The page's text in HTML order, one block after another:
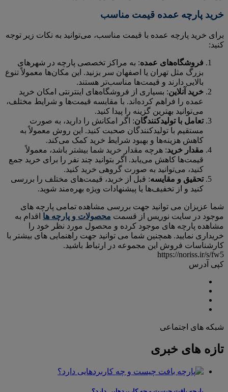
خرید پارچه عمده قیمت مناسب
برای خرید پارچه عمده با قیمت مناسب، می‌توانید به نکات زیر توجه
کنید:
فروشگاه‌های عمده: به مراکز تخصصی پارچه در شهرهای
بزرگ مثل تهران یا اصفهان سر بزنید. این مکان‌ها معمولاً تنوع
بالایی دارند و قیمت‌ها مناسب‌تر هستند.
خرید آنلاین: بسیاری از فروشگاه‌های اینترنتی امکان خرید
عمده را فراهم کرده‌اند. با مقایسه قیمت‌ها و شرایط مختلف،
می‌توانید بهترین گزینه را پیدا کنید.
تعامل با تولیدکنندگان: اگر امکانش را دارید، به صورت
مستقیم با تولیدکنندگان صحبت کنید. این روش معمولاً به
کاهش هزینه‌ها و بهبود شرایط خرید کمک می‌کند.
مقدار خرید: هرچه مقدار خرید شما بیشتر باشد، معمولاً
قیمت‌ها کاهش می‌یابد. اگر بتوانید چند نفر را برای خرید جمع
کنید، می‌توانید به صورت گروهی خرید کنید.
تحقیق و مقایسه: قبل از خرید، قیمت‌های مختلف را بررسی
کنید و از تخفیف‌ها یا پیشنهادات ویژه بهره‌مند شوید.
شما عزیزان می توانید جهت بررسی مشاهده تمامی پارچه های
موجود در سایت نوریس از قسمت محصولات و پارچه ها اقدام به
مشاهده پارچه های موجود کرده و محصول مورد نظر خود را
خریداری نمایید. همچنین شما می توانید جهت راهنمایی های بیشتر با
کارشناسات فروش این مجموعه در ارتباط باشید.
https://noriss.ir/s/fw5
کپی آدرس
شبکه های اجتماعی
تازه های خبری